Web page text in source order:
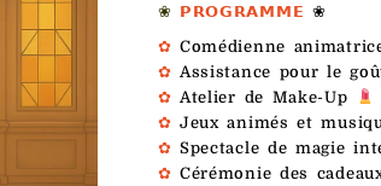
❀ 𝗣𝗥𝗢𝗚𝗥𝗔𝗠𝗠𝗘 ❀
✿ Comédienne
✿ Assistance pour le
✿ Atelier de Make-Up
✿ Jeux animés et
✿ Spectacle de magie
✿ Cérémonie des